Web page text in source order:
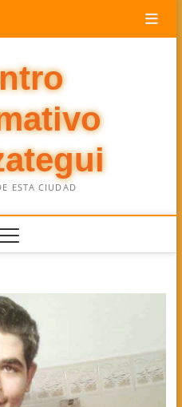
ESTA CIUDAD